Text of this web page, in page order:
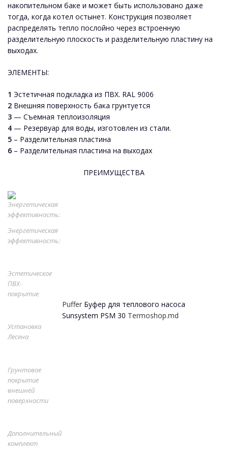
накопительном баке и может быть использовано даже
тогда, когда котел остынет. Конструкция позволяет
распределять тепло послойно через встроенную
разделительную плоскость и разделительную пластину на
выходах.
ЭЛЕМЕНТЫ:
1 Эстетичная подкладка из ПВХ. RAL 9006
2 Внешняя поверхность бака грунтуется
3 — Съемная теплоизоляция
4 — Резервуар для воды, изготовлен из стали.
5 – Разделительная пластина
6 – Разделительная пластина на выходах
ПРЕИМУЩЕСТВА
Энергетическая
эффективность:
Эстетическое
ПВХ-
покрытие
Установка
Лесена
Грунтовое
покрытие
внешней
поверхности
Дополнительный
комплект
PufferБуфер для теплового насоса
Sunsystem PSM 30 Termoshop.md